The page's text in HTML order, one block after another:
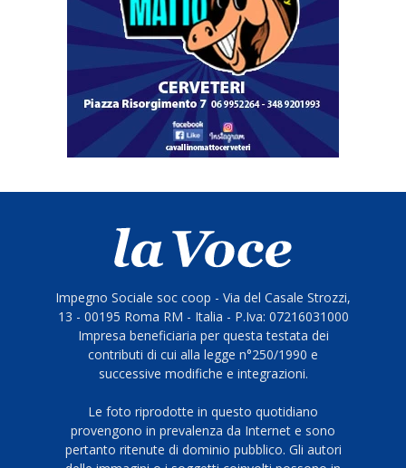
Impegno Sociale soc coop - Via del Casale Strozzi,
13 - 00195 Roma RM - Italia - P.Iva: 07216031000
Impresa beneficiaria per questa testata dei
contributi di cui alla legge n°250/1990 e
successive modifiche e integrazioni.
Le foto riprodotte in questo quotidiano
provengono in prevalenza da Internet e sono
pertanto ritenute di dominio pubblico. Gli autori